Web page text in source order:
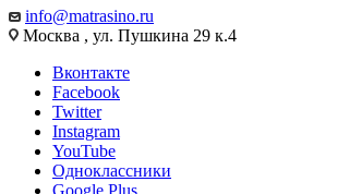
info@matrasino.ru
Москва , ул. Пушкина 29 к.4
Вконтакте
Facebook
Twitter
Instagram
YouTube
Одноклассники
Google Plus